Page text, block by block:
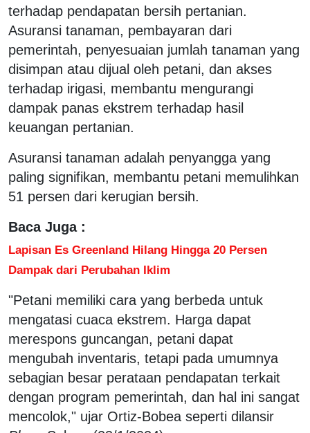
terhadap pendapatan bersih pertanian.
Asuransi tanaman, pembayaran dari
pemerintah, penyesuaian jumlah tanaman yang
disimpan atau dijual oleh petani, dan akses
terhadap irigasi, membantu mengurangi
dampak panas ekstrem terhadap hasil
keuangan pertanian.
Asuransi tanaman adalah penyangga yang
paling signifikan, membantu petani memulihkan
51 persen dari kerugian bersih.
Baca Juga :
Lapisan Es Greenland Hilang Hingga 20 Persen
Dampak dari Perubahan Iklim
"Petani memiliki cara yang berbeda untuk
mengatasi cuaca ekstrem. Harga dapat
merespons guncangan, petani dapat
mengubah inventaris, tetapi pada umumnya
sebagian besar perataan pendapatan terkait
dengan program pemerintah, dan hal ini sangat
mencolok," ujar Ortiz-Bobea seperti dilansir